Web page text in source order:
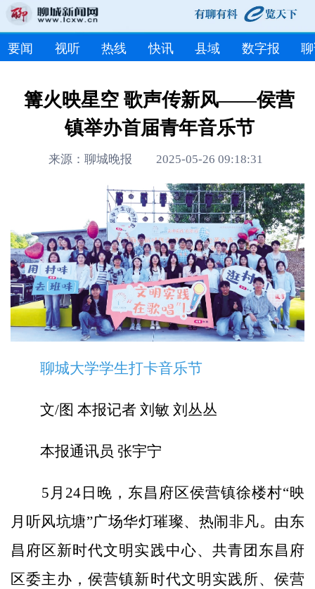
要闻 视听 热线 快讯 县域 数字报
篝火映星空 歌声传新风——侯营
镇举办首届青年音乐节
来源：聊城晚报 2025-05-26 09:18:31
聊城大学学生打卡音乐节
文/图 本报记者 刘敏 刘丛丛
本报通讯员 张宇宁
5月24日晚，东昌府区侯营镇徐楼村“映
月听风坑塘”广场华灯璀璨、热闹非凡。由东
昌府区新时代文明实践中心、共青团东昌府
区委主办，侯营镇新时代文明实践所、侯营